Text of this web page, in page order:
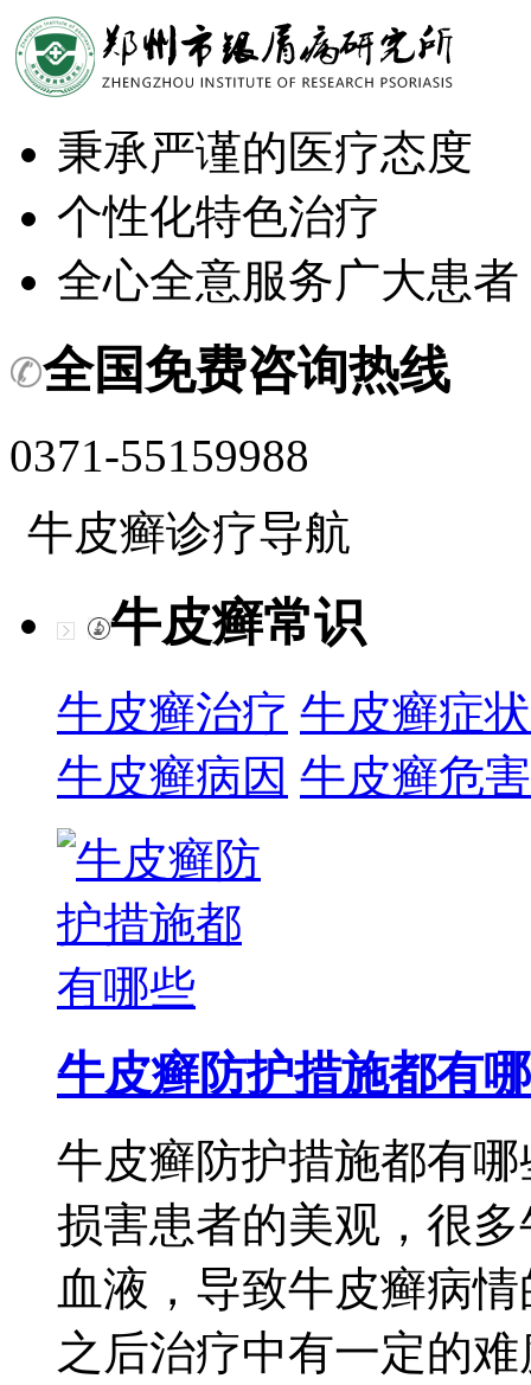
秉承严谨的医疗态度
个性化特色治疗
全心全意服务广大患者
全国免费咨询热线
0371-55159988
牛皮癣诊疗导航
牛皮癣常识
牛皮癣治疗 牛皮癣症状
牛皮癣病因 牛皮癣危害
牛皮癣防护措施都有哪
牛皮癣防护措施都有
损害患者的美观，很
血液，导致牛皮癣病
之后治疗中有一定的